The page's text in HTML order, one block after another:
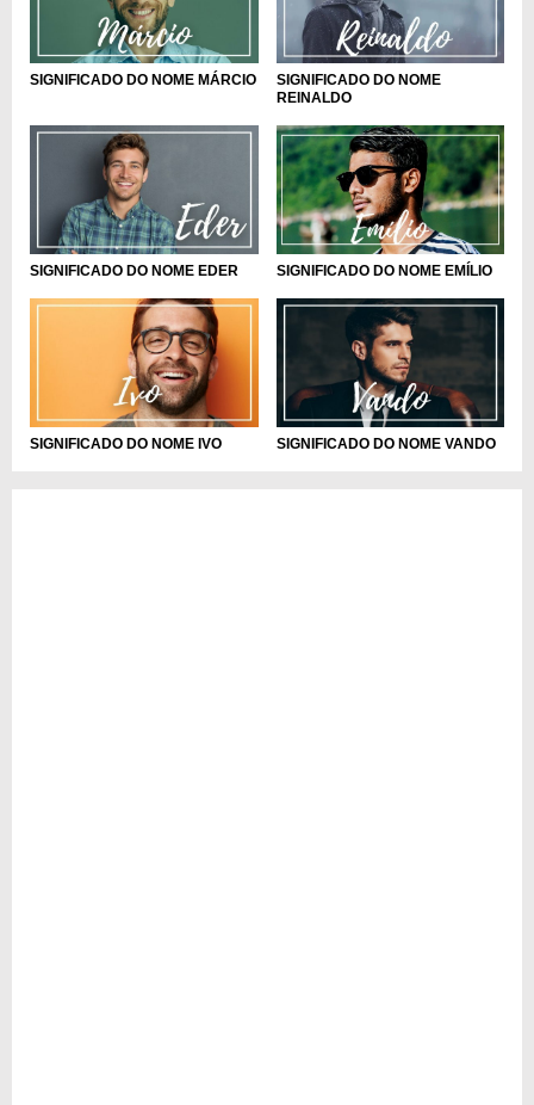
SIGNIFICADO DO NOME MÁRCIO
SIGNIFICADO DO NOME
REINALDO
SIGNIFICADO DO NOME EDER SIGNIFICADO DO NOME EMÍLIO
SIGNIFICADO DO NOME IVO SIGNIFICADO DO NOME VANDO